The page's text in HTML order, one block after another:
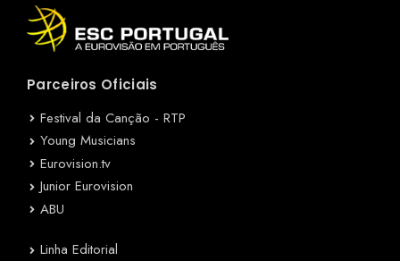
Parceiros Oficiais
Festival da Canção - RTP
Young Musicians
Eurovision.tv
Junior Eurovision
ABU
Linha Editorial